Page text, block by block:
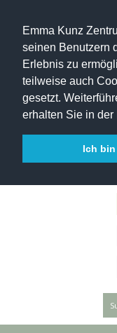
Emma Kunz
seinen Benutzern
Erlebnis zu
teilweise auch
gesetzt.
erhalten Sie in der
Ich